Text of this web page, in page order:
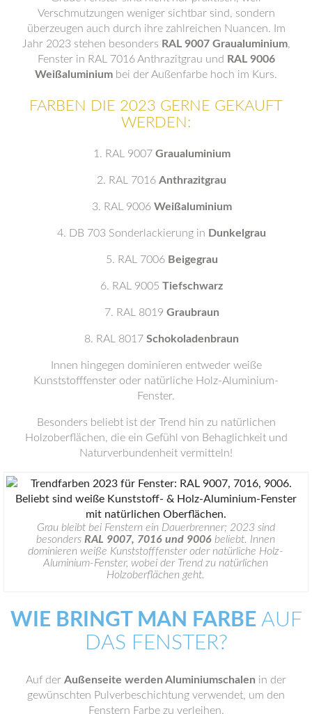
Verschmutzungen weniger sichtbar sind, sondern
überzeugen auch durch ihre zahlreichen Nuancen. Im
Jahr 2023 stehen besonders RAL 9007 Graualuminium,
Fenster in RAL 7016 Anthrazitgrau und RAL 9006
Weißaluminium bei der Außenfarbe hoch im Kurs.
FARBEN DIE 2023 GERNE GEKAUFT
WERDEN:
RAL 9007 Graualuminium
RAL 7016 Anthrazitgrau
RAL 9006 Weißaluminium
DB 703 Sonderlackierung in Dunkelgrau
RAL 7006 Beigegrau
RAL 9005 Tiefschwarz
RAL 8019 Graubraun
RAL 8017 Schokoladenbraun
Innen hingegen dominieren entweder weiße
Kunststofffenster oder natürliche Holz-Aluminium-
Fenster.
Besonders beliebt ist der Trend hin zu natürlichen
Holzoberflächen, die ein Gefühl von Behaglichkeit und
Naturverbundenheit vermitteln!
Grau bleibt bei Fenstern ein Dauerbrenner; 2023 sind
besondersRAL 9007, 7016 und 9006 beliebt. Innen
dominieren weiße Kunststofffenster oder natürliche Holz-
Aluminium-Fenster, wobei der Trend zu natürlichen
Holzoberflächen geht.
WIE BRINGT MAN FARBE AUF
DAS FENSTER?
Auf der Außenseite werden Aluminiumschalen in der
gewünschten Pulverbeschichtung verwendet, um den
Fenstern Farbe zu verleihen.